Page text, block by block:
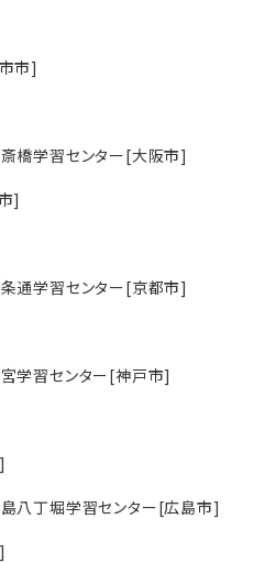
市]
橋学習センター[大阪市]
]
通学習センター[京都市]
学習センター[神戸市]
八丁堀学習センター[広島市]